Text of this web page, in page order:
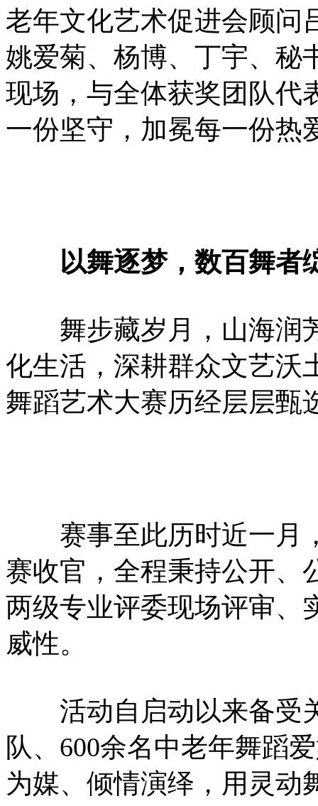
老年文化艺术促进会顾问
姚爱菊、杨博、丁宇、秘
现场，与全体获奖团队代
一份坚守，加冕每一份热
以舞逐梦，数百舞者
舞步藏岁月，山海润
化生活，深耕群众文艺沃
舞蹈艺术大赛历经层层甄
赛事至此历时近一月，
赛收官，全程秉持公开、
两级专业评委现场评审、
威性。
活动自启动以来备受
队、600余名中老年舞蹈
为媒、倾情演绎，用灵动